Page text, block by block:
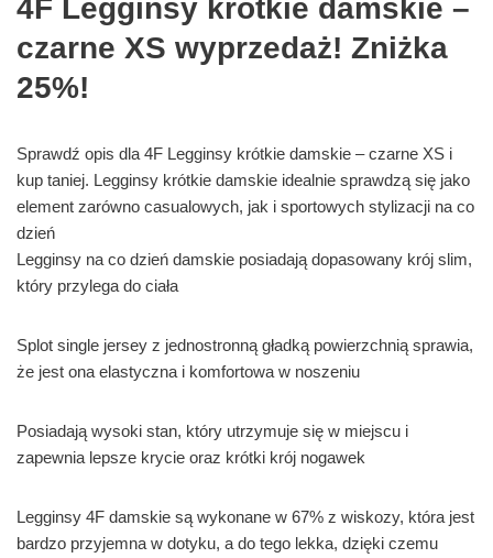
4F Legginsy krótkie damskie –
czarne XS wyprzedaż! Zniżka
25%!
Sprawdź opis dla 4F Legginsy krótkie damskie – czarne XS i
kup taniej. Legginsy krótkie damskie idealnie sprawdzą się jako
element zarówno casualowych, jak i sportowych stylizacji na co
dzień
Legginsy na co dzień damskie posiadają dopasowany krój slim,
który przylega do ciała
Splot single jersey z jednostronną gładką powierzchnią sprawia,
że jest ona elastyczna i komfortowa w noszeniu
Posiadają wysoki stan, który utrzymuje się w miejscu i
zapewnia lepsze krycie oraz krótki krój nogawek
Legginsy 4F damskie są wykonane w 67% z wiskozy, która jest
bardzo przyjemna w dotyku, a do tego lekka, dzięki czemu